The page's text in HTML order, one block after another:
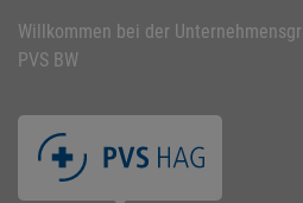
Willkommen bei der
PVS BW